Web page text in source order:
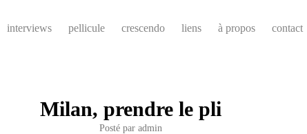
interviews pellicule crescendo liens à propos contact
Milan, prendre le pli
Posté par admin